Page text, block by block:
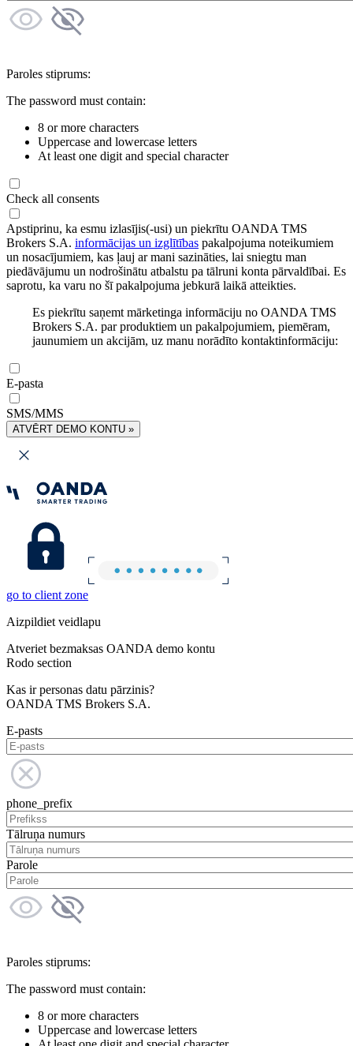
Paroles stiprums:
The password must contain:
8 or more characters
Uppercase and lowercase letters
At least one digit and special character
Check all consents
Apstiprinu, ka esmu izlasījis(-usi) un piekrītu OANDA TMS
Brokers S.A. informācijas un izglītības pakalpojuma noteikumiem
un nosacījumiem, kas ļauj ar mani sazināties, lai sniegtu man
piedāvājumu un nodrošinātu atbalstu pa tālruni konta pārvaldībai. Es
saprotu, ka varu no šī pakalpojuma jebkurā laikā atteikties.
Es piekrītu saņemt mārketinga informāciju no OANDA TMS
Brokers S.A. par produktiem un pakalpojumiem, piemēram,
jaunumiem un akcijām, uz manu norādīto kontaktinformāciju:
E-pasta
SMS/MMS
ATVĒRT DEMO KONTU »
go to client zone
Aizpildiet veidlapu
Atveriet bezmaksas OANDA demo kontu
Rodo section
Kas ir personas datu pārzinis?
OANDA TMS Brokers S.A.
E-pasts
phone_prefix
Tālruņa numurs
Parole
Paroles stiprums:
The password must contain:
8 or more characters
Uppercase and lowercase letters